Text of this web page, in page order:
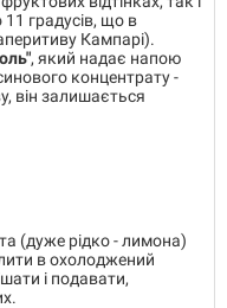
градусів, що в
Кампарі).
, який надає напою
концентрату -
він залишається
(дуже рідко - лимона)
в охолоджений
і подавати,